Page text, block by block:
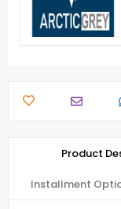
Product
Installment